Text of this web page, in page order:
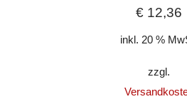
€ 12,36
inkl. 20 %
zzgl.